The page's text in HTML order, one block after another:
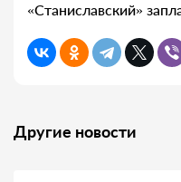
«Станиславский»
Другие новости